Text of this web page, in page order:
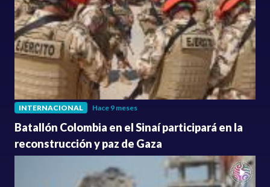
INTERNACIONAL Hace 9 meses
Batallón Colombia en el Sinaí participará en la
reconstrucción y paz de Gaza